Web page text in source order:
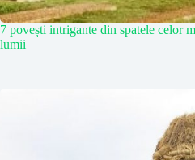
7 povești intrigante din spatele celor
lumii